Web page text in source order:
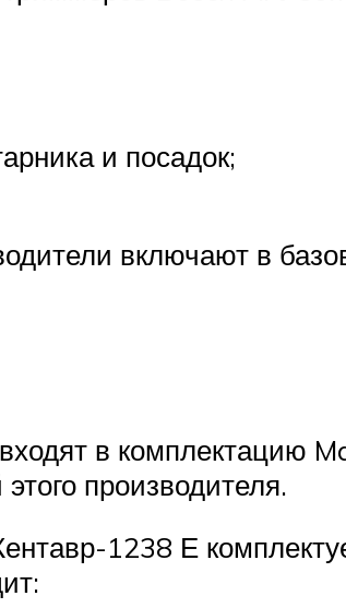
и посадок;
включают в
в комплектацию
производителя.
1238 Е